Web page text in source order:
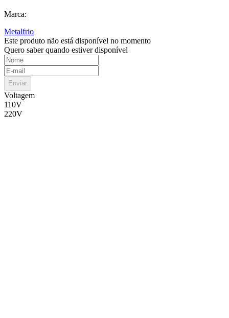
Marca:
Metalfrio
Este produto não está disponível no momento
Quero saber quando estiver disponível
Enviar
Voltagem
110V
220V